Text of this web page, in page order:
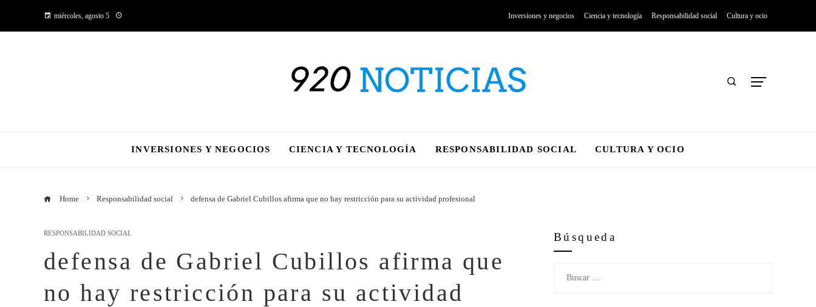
miércoles, agosto 5 Inversiones y negocios Ciencia y tecnología Responsabilidad social Cultura y ocio
INVERSIONES Y NEGOCIOS CIENCIA Y TECNOLOGÍA RESPONSABILIDAD SOCIAL CULTURA Y OCIO
Home Responsabilidad social defensa de Gabriel Cubillos afirma que no hay restricción para su actividad profesional
RESPONSABILIDAD SOCIAL
defensa de Gabriel Cubillos afirma que
no hay restricción para su actividad
Búsqueda